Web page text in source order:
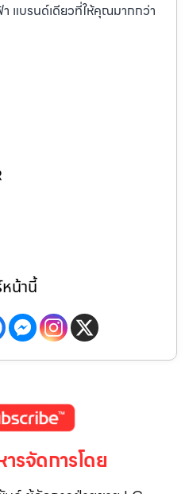
แบรนด์เดียวที่ให้คุณมากกว่า
น้านี้
รจัดการโดย